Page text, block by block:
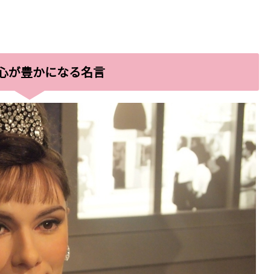
が豊かになる名言